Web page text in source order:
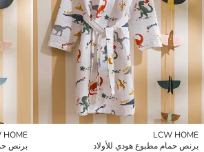
LCW HOME
برنص حمام مطبوع هودي للأولاد
HOME
برنص